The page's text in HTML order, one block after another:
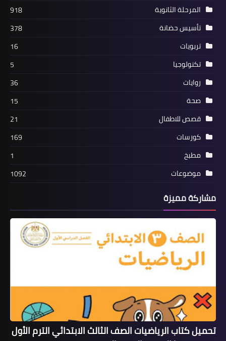
المرحلة الثانوية
918
تأسيس حضانة
378
تربويات
16
تكنولوجيا
5
روايات
36
صحة
15
قصص للاطفال
21
كورسات
169
مطبخ
1
موضوعات
1092
مشاركة مميزة
تحميل كتاب الرياضيات الصف الثالث الابتدائي الترم الأول